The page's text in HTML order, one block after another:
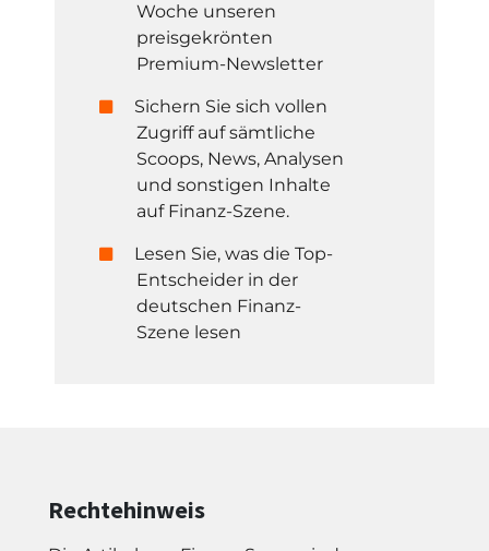
Woche unseren
preisgekrönten
Premium-Newsletter
Sichern Sie sich vollen
Zugriff auf sämtliche
Scoops, News, Analysen
und sonstigen Inhalte
auf Finanz-Szene.
Lesen Sie, was die Top-
Entscheider in der
deutschen Finanz-
Szene lesen
Rechtehinweis